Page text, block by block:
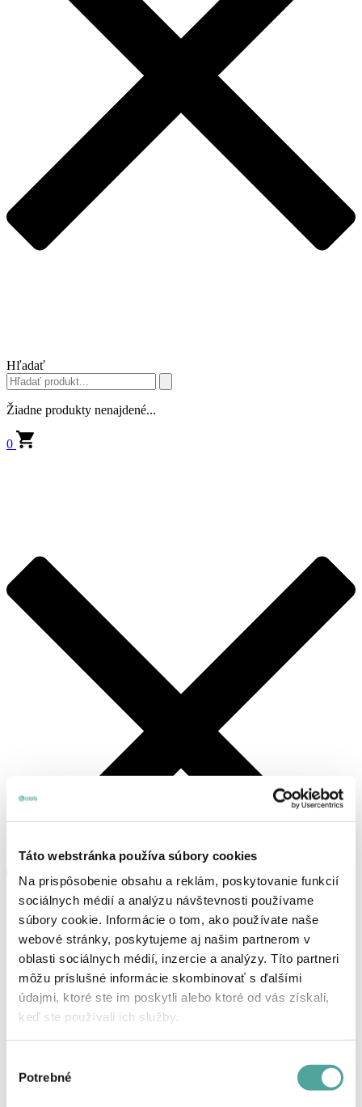
Táto webstránka používa súbory cookies
Na prispôsobenie obsahu a reklám, poskytovanie funkcií
sociálnych médií a analýzu návštevnosti používame
súbory cookie. Informácie o tom, ako používate naše
webové stránky, poskytujeme aj našim partnerom v
oblasti sociálnych médií, inzercie a analýzy. Títo partneri
môžu príslušné informácie skombinovať s ďalšími
údajmi, ktoré ste im poskytli alebo ktoré od vás získali,
keď ste používali ich služby.
súhlasu
Potrebné
Hľadať
Žiadne produkty nenajdené...
0
Košík
Prihlásenie, alebo registrácia